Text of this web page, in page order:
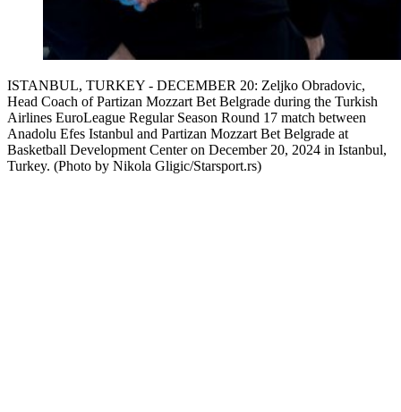
ISTANBUL, TURKEY - DECEMBER 20: Zeljko Obradovic,
Head Coach of Partizan Mozzart Bet Belgrade during the Turkish
Airlines EuroLeague Regular Season Round 17 match between
Anadolu Efes Istanbul and Partizan Mozzart Bet Belgrade at
Basketball Development Center on December 20, 2024 in Istanbul,
Turkey. (Photo by Nikola Gligic/Starsport.rs)